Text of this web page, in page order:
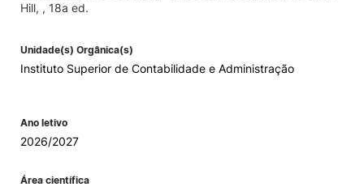
Hill, , 18a ed.
Unidade(s) Orgânica(s)
Instituto Superior de Contabilidade e Administração
Ano letivo
2026/2027
Área científica